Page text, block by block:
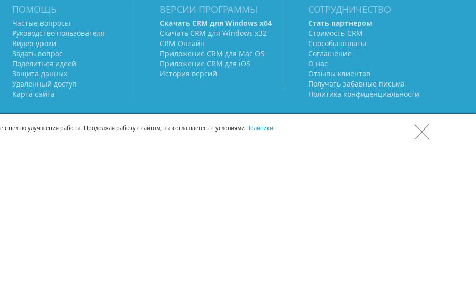
ПОМОЩЬ
Частые вопросы
Руководство пользователя
Видео-уроки
Задать вопрос
Поделиться идеей
Защита данных
Удаленный доступ
Карта сайта
ВЕРСИИ ПРОГРАММЫ
Скачать CRM для Windows х64
Скачать CRM для Windows х32
CRM Онлайн
Приложение CRM для Mac OS
Приложение CRM для iOS
История версий
СОТРУДНИЧЕСТВО
Стать партнером
Стоимость CRM
Способы оплаты
Соглашение
О нас
Отзывы клиентов
Получать забавные письма
Политика конфиденциальности
с целью улучшения работы. Продолжая работу с сайтом, вы соглашаетесь с условиями Политики.